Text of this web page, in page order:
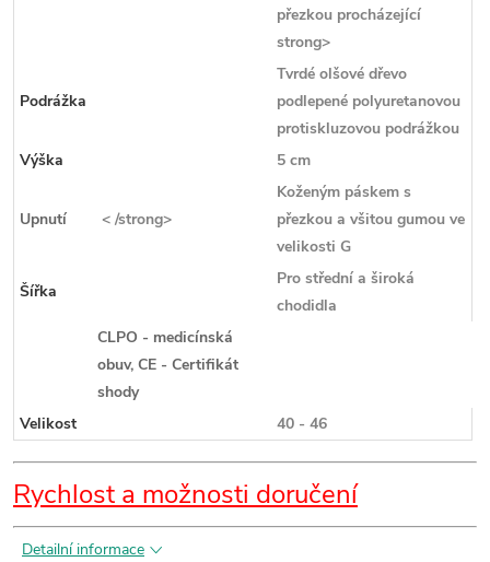
přezkou procházející
strong>
Podrážka
Tvrdé olšové dřevo
podlepené polyuretanovou
protiskluzovou podrážkou
Výška
5 cm
Upnutí < /strong>
Koženým páskem s
přezkou a všitou gumou ve
velikosti G
Šířka
Pro střední a široká
chodidla
CLPO - medicínská
obuv, CE - Certifikát
shody
Velikost
40 - 46
Rychlost a možnosti doručení
Detailní informace